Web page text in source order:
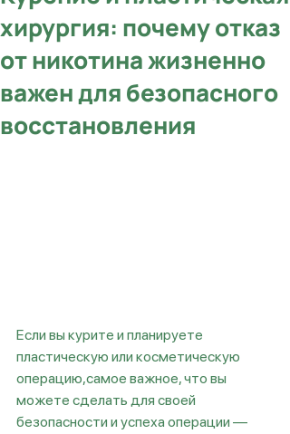
хирургия: почему отказ
от никотина жизненно
важен для безопасного
восстановления
Если вы курите и планируете
пластическую или косметическую
операцию,самое важное, что вы
можете сделать для своей
безопасности и успеха операции —